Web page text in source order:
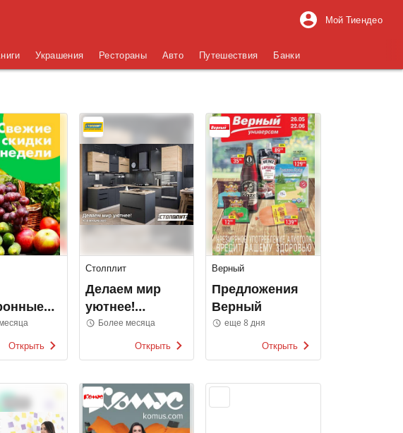
Мой Тиендео
Украшения Рестораны Авто Путешествия Банки
Открыть
Столплит
Делаем мир
уютнее!
Коллекция
Более месяца
Открыть
Верный
Предложения
Верный
еще 8 дня
Открыть